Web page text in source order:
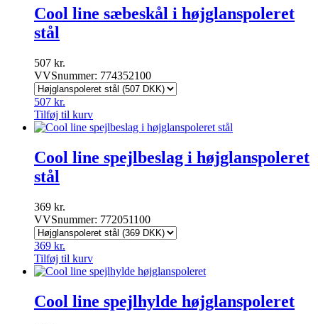
Cool line sæbeskål i højglanspoleret
stål
507 kr.
VVSnummer: 774352100
507 kr.
Tilføj til kurv
Cool line spejlbeslag i højglanspoleret
stål
369 kr.
VVSnummer: 772051100
369 kr.
Tilføj til kurv
Cool line spejlhylde højglanspoleret